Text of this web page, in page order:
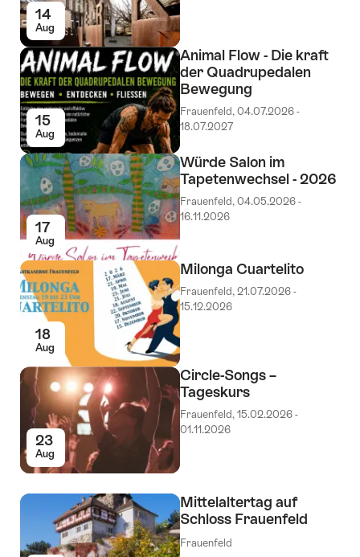
14
Aug
15
Aug
Animal Flow - Die kraft
der Quadrupedalen
Bewegung
Frauenfeld, 04.07.2026 -
18.07.2027
17
Aug
Würde Salon im
Tapetenwechsel - 2026
Frauenfeld, 04.05.2026 -
16.11.2026
18
Aug
Milonga Cuartelito
Frauenfeld, 21.07.2026 -
15.12.2026
23
Aug
Circle-Songs –
Tageskurs
Frauenfeld, 15.02.2026 -
01.11.2026
Mittelaltertag auf
Schloss Frauenfeld
Frauenfeld